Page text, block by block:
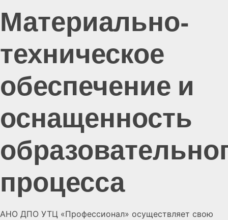
Материально-
техническое
обеспечение и
оснащенность
процесса
АНО ДПО УТЦ «Профессионал» осуществляет свою